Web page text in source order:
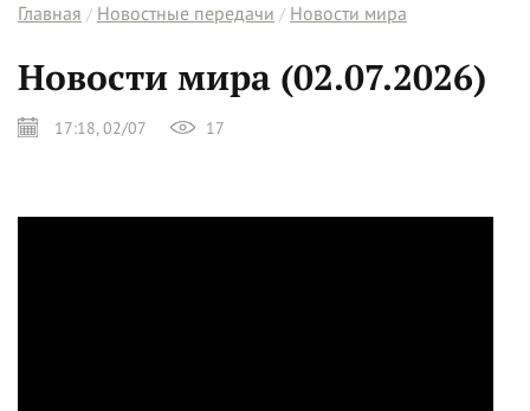
Главная Новостные передачи Новости мира
Новости мира (02.07.2026)
17:18, 02/07 17